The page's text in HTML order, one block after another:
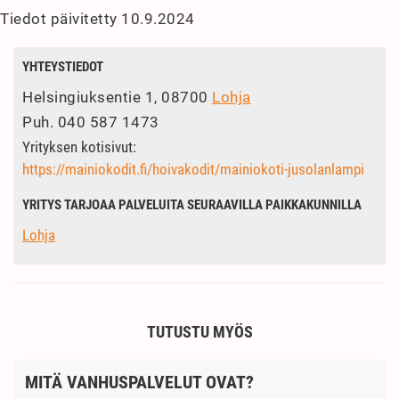
Tiedot päivitetty 10.9.2024
YHTEYSTIEDOT
Helsingiuksentie 1, 08700 Lohja
Puh. 040 587 1473
Yrityksen kotisivut:
https://mainiokodit.fi/hoivakodit/mainiokoti-jusolanlampi
YRITYS TARJOAA PALVELUITA SEURAAVILLA PAIKKAKUNNILLA
Lohja
TUTUSTU MYÖS
MITÄ VANHUSPALVELUT OVAT?